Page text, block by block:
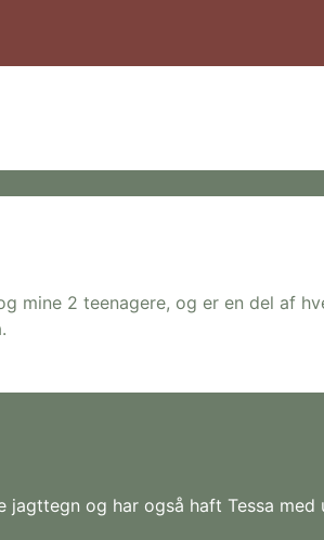
mine 2 teenagere, og er en del af
og har også haft Tessa med